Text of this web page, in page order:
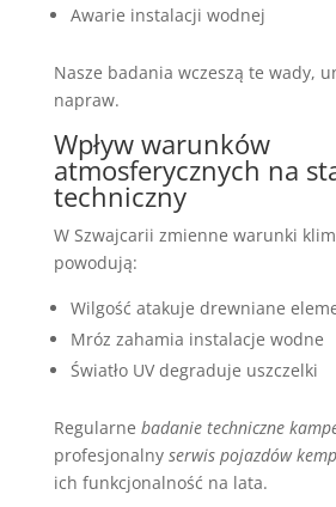
Awarie instalacji wodnej
Nasze badania wczeszą te wady,
napraw.
Wpływ warunków
atmosferycznych na
techniczny
W Szwajcarii zmienne warunki
powodują:
Wilgość atakuje drewniane
Mróz zahamia instalacje wodne
Światło UV degraduje uszczelki
Regularne badanie techniczne
profesjonalny serwis pojazdów
ich funkcjonalność na lata.